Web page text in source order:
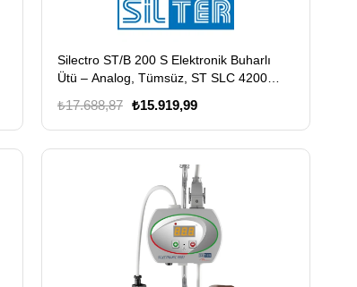
Silectro ST/B 200 S Elektronik Buharlı
Ütü – Analog, Tümsüz, ST SLC 4200
₺15.919,99
₺17.688,87